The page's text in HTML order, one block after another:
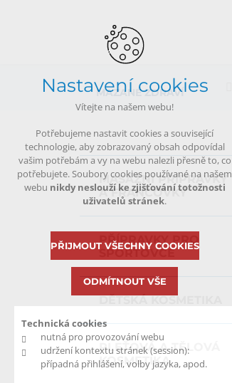
MAZANÉ ZDRAVÍ
MASÁŽNÍ PŘÍPRAVKY
A FRANCOVKY
PŘÍPRAVKY PRO
SPORTOVCE
DĚTSKÁ KOSMETIKA
PLEŤOVÁ A TĚLOVÁ
KOSMETIKA
Nastavení cookies
Vítejte na našem webu!
Potřebujeme nastavit cookies a související
technologie, aby zobrazovaný obsah odpovídal
vašim potřebám a vy na webu nalezli přesně to, co
potřebujete. Soubory cookies používané na našem
webu nikdy neslouží ke zjišťování totožnosti
uživatelů stránek.
Technická cookies
nutná pro provozování webu
udržení kontextu stránek (session):
případná přihlášení, volby jazyka, apod.
PŘIJMOUT VŠECHNY COOKIES
ODMÍTNOUT VŠE